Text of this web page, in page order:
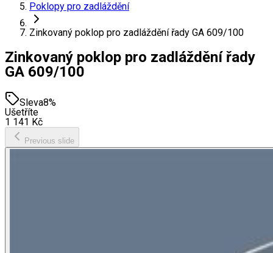
Poklopy pro zadláždění
Zinkovaný poklop pro zadláždění řady GA 609/100
Zinkovaný poklop pro zadláždění řady
GA 609/100
Sleva8%
Ušetříte
1 141 Kč
Previous slide